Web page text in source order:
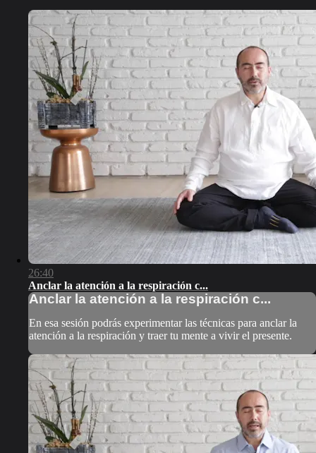
26:40
Anclar la atención a la respiración c...
Anclar la atención a la respiración c...
En esa sesión podrás experimentar las técnicas para anclar la
atención a la respiración y traer tu mente a vivir el presente.